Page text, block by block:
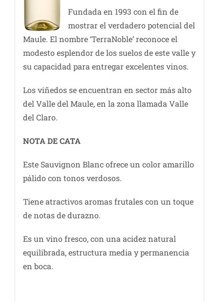
Fundada en 1993 con el fin de
mostrar el verdadero potencial del
Maule. El nombre ‘TerraNoble’ reconoce el
modesto esplendor de los suelos de este valle y
su capacidad para entregar excelentes vinos.
Los viñedos se encuentran en sector más alto
del Valle del Maule, en la zona llamada Valle
del Claro.
NOTA DE CATA
Este Sauvignon Blanc ofrece un color amarillo
pálido con tonos verdosos.
Tiene atractivos aromas frutales con un toque
de notas de durazno.
Es un vino fresco, con una acidez natural
equilibrada, estructura media y permanencia
en boca.